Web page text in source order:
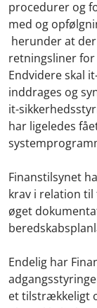
procedurer og
med og
herunder at
retningsliner
Endvidere skal
inddrages og
it-
har ligeledes
Finanstilsynet
krav i relation til
øget
Endelig har
et tilstrækkeligt